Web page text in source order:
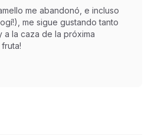
me abandonó, e incluso
me sigue gustando tanto
a la caza de la próxima